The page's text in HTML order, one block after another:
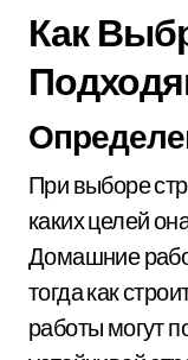
Как
При выборе
каких целей
Домашние
тогда как
работы могут